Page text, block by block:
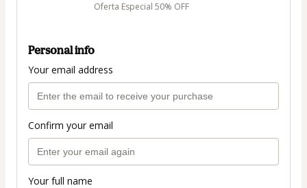
Oferta Especial 50% OFF
Personal info
Your email address
Confirm your email
Your full name